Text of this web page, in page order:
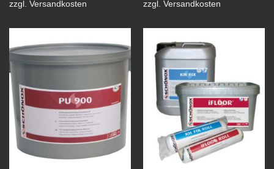
zzgl. Versandkosten zzgl. Versandkosten